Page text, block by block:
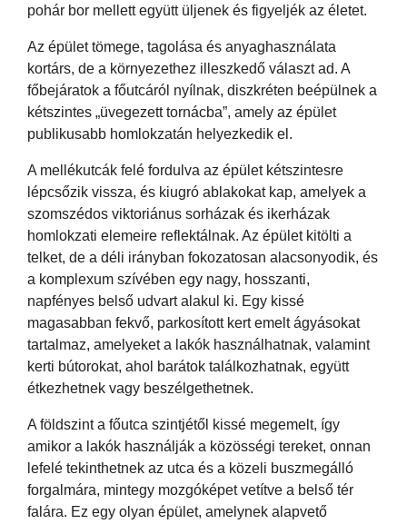
pohár bor mellett együtt üljenek és figyeljék az életet.
Az épület tömege, tagolása és anyaghasználata
kortárs, de a környezethez illeszkedő választ ad. A
főbejáratok a főutcáról nyílnak, diszkréten beépülnek a
kétszintes „üvegezett tornácba”, amely az épület
publikusabb homlokzatán helyezkedik el.
A mellékutcák felé fordulva az épület kétszintesre
lépcsőzik vissza, és kiugró ablakokat kap, amelyek a
szomszédos viktoriánus sorházak és ikerházak
homlokzati elemeire reflektálnak. Az épület kitölti a
telket, de a déli irányban fokozatosan alacsonyodik, és
a komplexum szívében egy nagy, hosszanti,
napfényes belső udvart alakul ki. Egy kissé
magasabban fekvő, parkosított kert emelt ágyásokat
tartalmaz, amelyeket a lakók használhatnak, valamint
kerti bútorokat, ahol barátok találkozhatnak, együtt
étkezhetnek vagy beszélgethetnek.
A földszint a főutca szintjétől kissé megemelt, így
amikor a lakók használják a közösségi tereket, onnan
lefelé tekinthetnek az utca és a közeli buszmegálló
forgalmára, mintegy mozgóképet vetítve a belső tér
falára. Ez egy olyan épület, amelynek alapvető